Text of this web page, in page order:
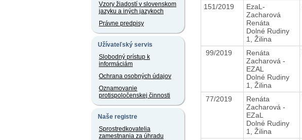
Vzory žiadostí v slovenskom
jazyku a iných jazykoch
Právne predpisy
Užívateľský servis
Slobodný prístup k
informáciám
Ochrana osobných údajov
Oznamovanie
protispoločenskej činnosti
Naše registre
Sprostredkovatelia
zamestnania za úhradu
151/2019
EzaL-
Zacharová
Renáta
Dolné Rudiny
1, Žilina
99/2019
Renáta
Zacharová -
EZAL
Dolné Rudiny
1, Žilina
77/2019
Renáta
Zacharová -
EZaL
Dolné Rudiny
1, Žilina